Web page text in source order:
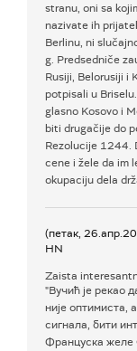
stranu, oni sa
nazivate ih
Berlinu, ni
g. Predsedniče
Rusiji, Belorusiji i
potpisali u
glasno Kosovo i
biti drugačije do
Rezolucije 1244.
cene i žele da im
okupaciju dela
(петак,
HN
Zaista
"Вучић је рекао
није оптимиста,
сигнала, бити
Француска желе